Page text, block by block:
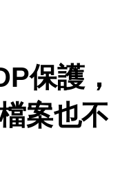
保護，
案也不